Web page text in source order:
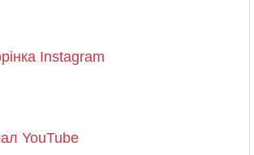
Instagram
YouTube